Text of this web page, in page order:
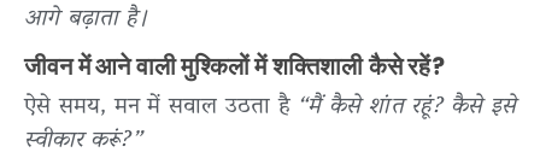
आगे बढ़ाता है।
जीवन में आने वाली मुश्किलों में शक्तिशाली कैसे रहें?
ऐसे समय, मन में सवाल उठता है “मैं कैसे शांत रहूं? कैसे इसे
स्वीकार करूं?”